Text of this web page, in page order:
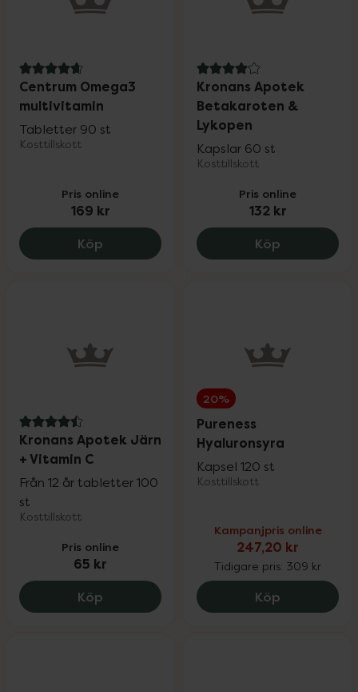
4.7 av 5 i omdöme
Centrum Omega3
multivitamin
Tabletter 90 st
Kosttillskott
Pris online
169 kr
Köp Centrum Omega3 multivitamin, 169 kr.
4.1 av 5 i omdöme
Kronans Apotek
Betakaroten &
Lykopen
Kapslar 60 st
Kosttillskott
Pris online
132 kr
Köp Kronans
4.5 av 5 i omdöme
Kronans Apotek Järn
+ Vitamin C
Från 12 år tabletter 100
st
Kosttillskott
Pris online
65 kr
Köp Kronans Apotek Järn + Vitamin C, 65
20%
Pureness
Hyaluronsyra
Kapsel 120 st
Kosttillskott
Kampanjpris online
247,20 kr
Tidigare pris: 309 kr
Köp Pureness